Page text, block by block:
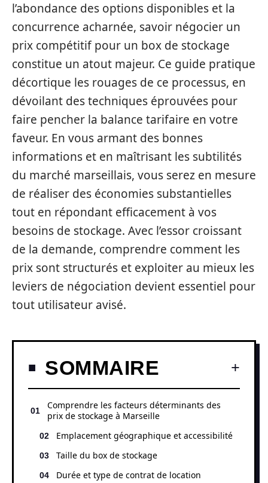
l’abondance des options disponibles et la
concurrence acharnée, savoir négocier un
prix compétitif pour un box de stockage
constitue un atout majeur. Ce guide pratique
décortique les rouages de ce processus, en
dévoilant des techniques éprouvées pour
faire pencher la balance tarifaire en votre
faveur. En vous armant des bonnes
informations et en maîtrisant les subtilités
du marché marseillais, vous serez en mesure
de réaliser des économies substantielles
tout en répondant efficacement à vos
besoins de stockage. Avec l’essor croissant
de la demande, comprendre comment les
prix sont structurés et exploiter au mieux les
leviers de négociation devient essentiel pour
tout utilisateur avisé.
SOMMAIRE
Comprendre les facteurs déterminants des
prix de stockage à Marseille
Emplacement géographique et accessibilité
Taille du box de stockage
Durée et type de contrat de location